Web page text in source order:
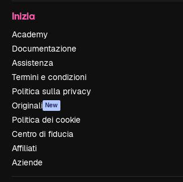
Inizia
Academy
Documentazione
Assistenza
Termini e condizioni
Politica sulla privacy
Originali New
Politica dei cookie
Centro di fiducia
Affiliati
Aziende